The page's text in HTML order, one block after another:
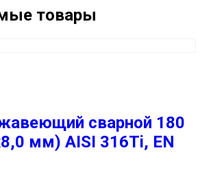
товары
сварной 180
мм) AISI 316Ti, EN